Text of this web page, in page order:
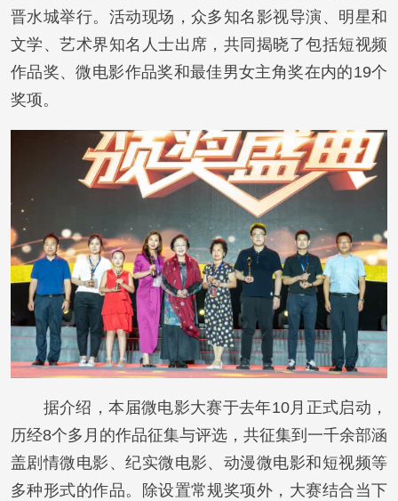
晋水城举行。活动现场，众多知名影视导演、明星和
文学、艺术界知名人士出席，共同揭晓了包括短视频
作品奖、微电影作品奖和最佳男女主角奖在内的19个
奖项。
据介绍，本届微电影大赛于去年10月正式启动，
历经8个多月的作品征集与评选，共征集到一千余部涵
盖剧情微电影、纪实微电影、动漫微电影和短视频等
多种形式的作品。除设置常规奖项外，大赛结合当下